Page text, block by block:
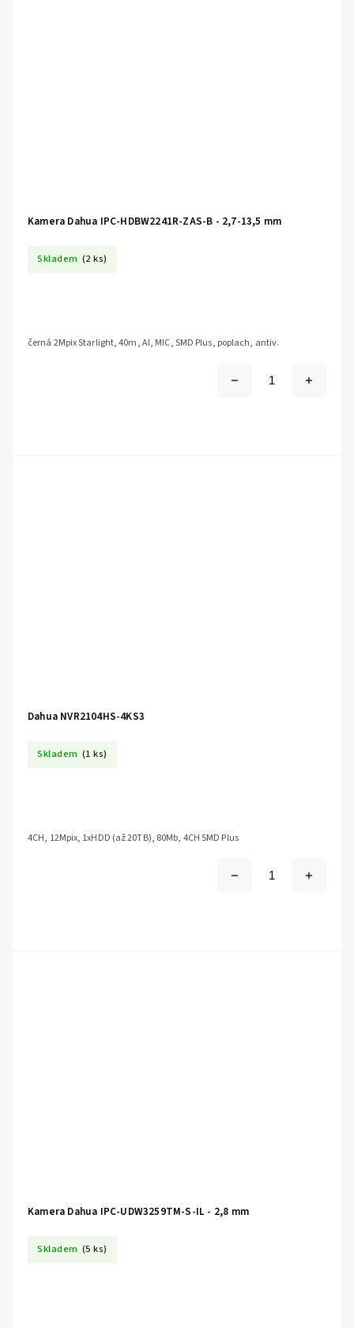
Kamera Dahua IPC-HDBW2241R-ZAS-B - 2,7-13,5 mm
Skladem (2 ks)
černá 2Mpix Starlight, 40m, AI, MIC, SMD Plus, poplach, antiv.
Dahua NVR2104HS-4KS3
Skladem (1 ks)
Kamera Dahua IPC-UDW3259TM-S-IL - 2,8 mm
Skladem (5 ks)